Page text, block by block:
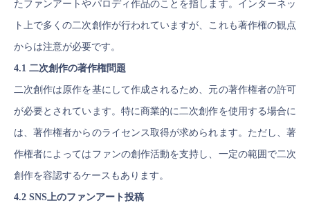
たファンアートやパロディ作品のことを指します。インターネッ
ト上で多くの二次創作が行われていますが、これも著作権の観点
からは注意が必要です。
4.1 二次創作の著作権問題
二次創作は原作を基にして作成されるため、元の著作権者の許可
が必要とされています。特に商業的に二次創作を使用する場合に
は、著作権者からのライセンス取得が求められます。ただし、著
作権者によってはファンの創作活動を支持し、一定の範囲で二次
創作を容認するケースもあります。
4.2 SNS上のファンアート投稿